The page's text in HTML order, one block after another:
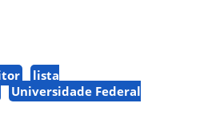
lista
Universidade Federal